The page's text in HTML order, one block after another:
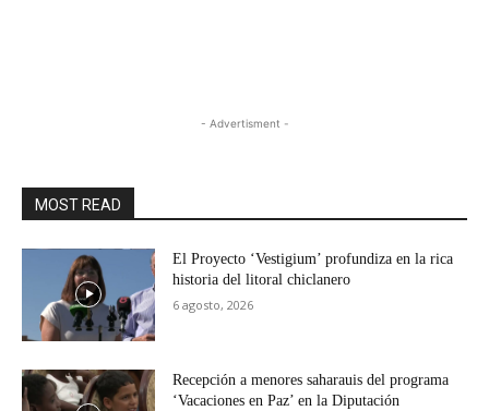
- Advertisment -
MOST READ
El Proyecto ‘Vestigium’ profundiza en la rica
historia del litoral chiclanero
6 agosto, 2026
Recepción a menores saharauis del programa
‘Vacaciones en Paz’ en la Diputación